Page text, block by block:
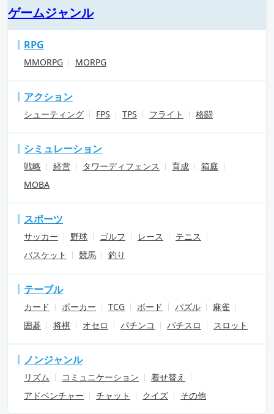
ゲームジャンル
RPG
MMORPG MORPG
アクション
シューティング FPS TPS フライト 格闘
シミュレーション
戦略 経営 タワーディフェンス 育成
箱庭
MOBA
スポーツ
サッカー 野球 ゴルフ レース
テニス
バスケット
競馬 釣り
テーブル
カード ポーカー TCG ボード パズル
麻雀
囲碁
将棋 オセロ パチンコ パチスロ スロット
ノンジャンル
リズム コミュニケーション
着せ替え
アドベンチャー
チャット クイズ その他